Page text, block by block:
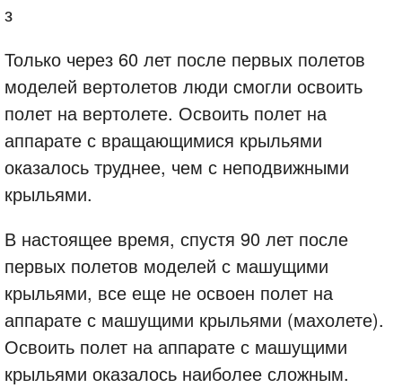
з
Только через 60 лет после первых полетов
моделей вертолетов люди смогли освоить
полет на вертолете. Освоить полет на
аппарате с вращающимися крыльями
оказалось труднее, чем с неподвижными
крыльями.
В настоящее время, спустя 90 лет после
первых полетов моделей с машущими
крыльями, все еще не освоен полет на
аппарате с машущими крыльями (махолете).
Освоить полет на аппарате с машущими
крыльями оказалось наиболее сложным.